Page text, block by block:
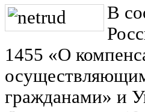
В
1455 «О
гражданами» и